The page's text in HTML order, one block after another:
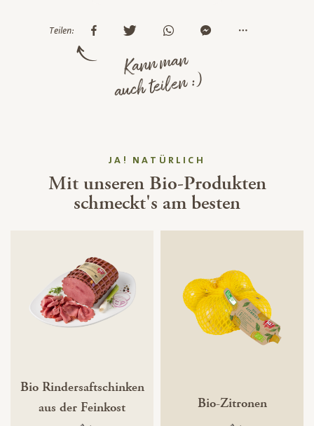
Teilen:
Kann man
auch teilen :)
JA! NATÜRLICH
Mit unseren Bio-Produkten
schmeckt's am besten
Bio Rindersaftschinken
aus der Feinkost
Bio-Zitronen